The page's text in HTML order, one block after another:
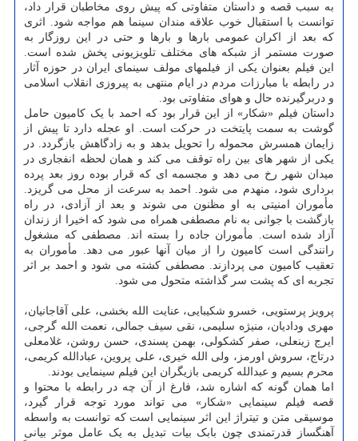
به سبب قصه و داستان متفاوتی که پیش روی مخاطبان قرار داد،
توانست با استقبال خوب علاقه مندان سینما هم مواجه شود. اثری
که بعد از اکران عمومی بارها و بارها و حتی در این روزگار به
صورت مستمر از شبکه های مختلف تلویزیونی پخش شده است.
این فیلم بعنوان یکی از فیلمهای مولف سینمای ایران در حوزه آثار
در رابطه با مبارزات مردم در ایام منتهی به پیروزی انقلاب اسلامی
و دربرگیرنده حال و هوای متفاوتی بود.
داستان فیلم «شکار» از این قرار بود که احمد با یک کامیون حامل
گوشت به سمت پایتخت در حرکت است. او عجله دارد تا پیش از
زایمان همسرش محموله را تحویل بدهد و به زادگاهش بازگردد. در
یکی از شهر های بین راه توقف می کند و همان لحظه انفجاری در
میدان شهر رخ می دهد و مجسمه ای که قرار بوده روز بعد پرده
برداری شود، منهدم می شود. احمد به سرعت از محل می گریزد.
مأموران امنیتی به او مظنون می شوند و بعد از آزادی، در راه
بازگشت با جوانی به نام مصطفی همراه می شود که اخیرا از زندان
آزاد شده است. مأموران جاده را بسته اند. مصطفی که مشغول
رانندگی است کامیون را از میان آنها عبور می دهد. مأموران به
تعقیب کامیون می پردازند. مصطفی کشته می شود و احمد بر اثر
تجربه ای که پشت سر گذاشته متحول می شود.
پرویز پرستویی، خسرو شکیبایی، عنایت الله بخشی، علی آقاجانیان،
مهری ودادیان، منیژه سلیمی، نقی سیف جمالی، نعمت الله گرجی،
ایرج زینعلی، صفر کشکولی، بهمن پسندی، حسن روشن، غلامعلی
درتاج، سروش اورمز، ولی الله خیری، علی پروین، عبادالله کریمی،
محرم بسیم و عبدالله کریمی بازیگران این فیلم سینمایی بودند.
اما همان گونه که اشاره شد، فارغ از آن چه در رابطه با محتوا و
قصه فیلم سینمایی «شکار» می تواند مورد توجه قرار گیرد،
موسیقی متن و تیتراژ این اثر سینمایی است که توانست به واسطه
آهنگساز قدرتمندی چون بابک بیات تبدیل به یک عامل موثر بیانی